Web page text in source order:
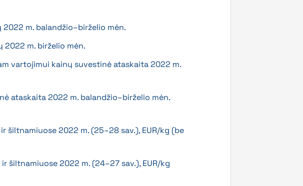
m. balandžio–birželio mėn.
m. birželio mėn.
vartojimui kainų suvestinė ataskaita 2022 m.
ataskaita 2022 m. balandžio–birželio mėn.
2022 m. (25–28 sav.), EUR/kg (be
2022 m. (24–27 sav.), EUR/kg